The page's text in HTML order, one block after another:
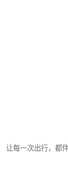
让每一次出行，都